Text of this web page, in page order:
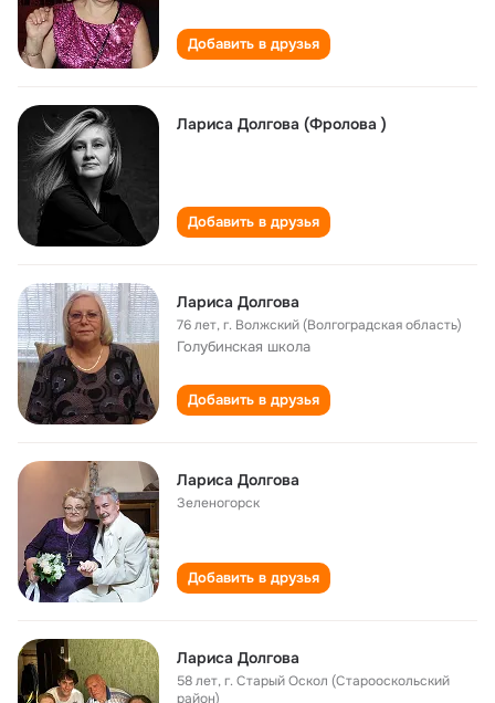
Добавить в друзья
Лариса Долгова (Фролова )
Добавить в друзья
Лариса Долгова
76 лет,г. Волжский (Волгоградская область)
Голубинская школа
Добавить в друзья
Лариса Долгова
Зеленогорск
Добавить в друзья
Лариса Долгова
58 лет,г. Старый Оскол (Старооскольский
район)